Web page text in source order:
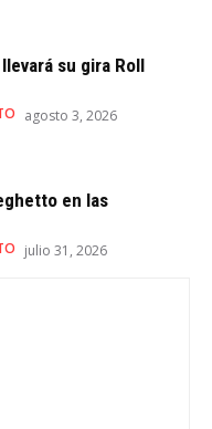
su gira Roll
agosto 3, 2026
en las
julio 31, 2026